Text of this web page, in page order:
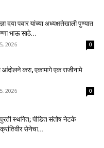
दया पवार यांच्या अध्यक्षतेखाली पुण्यात
भाऊ साठे...
2026 0
आंदोलने करा, एकामागे एक राजीनामे
2026 0
स्थगित; पीडित संतोष नेटके
क्रांतिवीर सेनेचा...